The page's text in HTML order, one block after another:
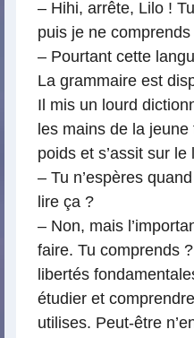
– Hihi, arrête, Lilo !
puis je ne
– Pourtant cette
La grammaire est
Il mis un lourd
les mains de la
poids et s’assit sur le
– Tu n’espères
lire ça ?
– Non, mais
faire. Tu comprends
libertés
étudier et
utilises. Peut-être